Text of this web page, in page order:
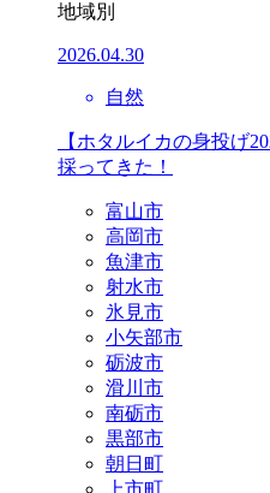
地域別
2026.04.30
自然
【ホタルイカの身投げ
採ってきた！
富山市
高岡市
魚津市
射水市
氷見市
小矢部市
砺波市
滑川市
南砺市
黒部市
朝日町
上市町